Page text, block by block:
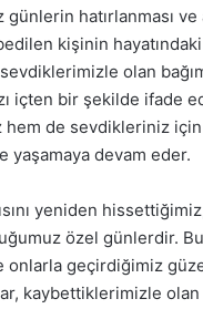
hatırlanması ve
kişinin hayatındaki
olan
içten bir şekilde
hem de sevdikleriniz
yaşamaya devam eder.
yeniden
özel günlerdir.
onlarla geçirdiğimiz
kaybettiklerimizle olan